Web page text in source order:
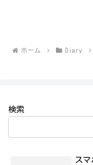
ホーム Diary
検索
スマ